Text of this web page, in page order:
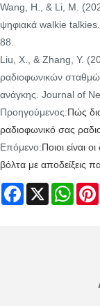
Wang, Η., & Li, Μ.
ψηφιακά walkie
88.
Liu, Χ., & Zhang, Υ.
ραδιοφωνικών
ανάγκης. Journal of
Προηγούμενος:Πώς
ραδιοφωνικό σας
Επόμενο:Ποιοι είναι
βόλτα με αποδείξεις
Facebook
X